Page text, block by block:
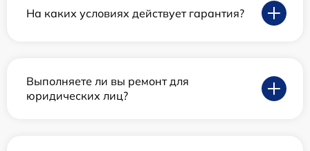
На каких условиях действует гарантия?
Выполняете ли вы ремонт для
юридических лиц?